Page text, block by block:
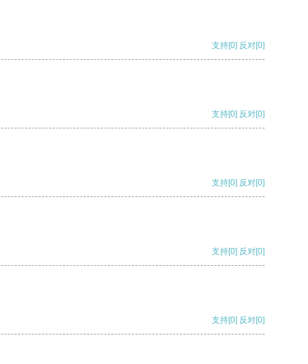
支持[0] 反对[0]
支持[0] 反对[0]
支持[0] 反对[0]
支持[0] 反对[0]
支持[0] 反对[0]